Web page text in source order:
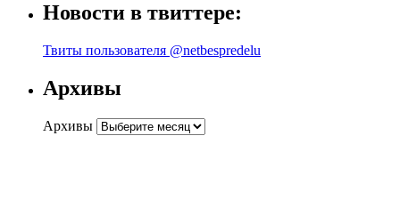
Новости в твиттере:
Твиты пользователя @netbespredelu
Архивы
Архивы